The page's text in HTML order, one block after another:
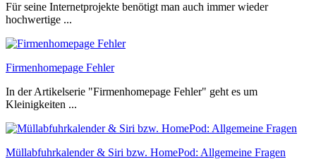
Für seine Internetprojekte benötigt man auch immer wieder
hochwertige ...
Firmenhomepage Fehler
In der Artikelserie "Firmenhomepage Fehler" geht es um
Kleinigkeiten ...
Müllabfuhrkalender & Siri bzw. HomePod: Allgemeine Fragen